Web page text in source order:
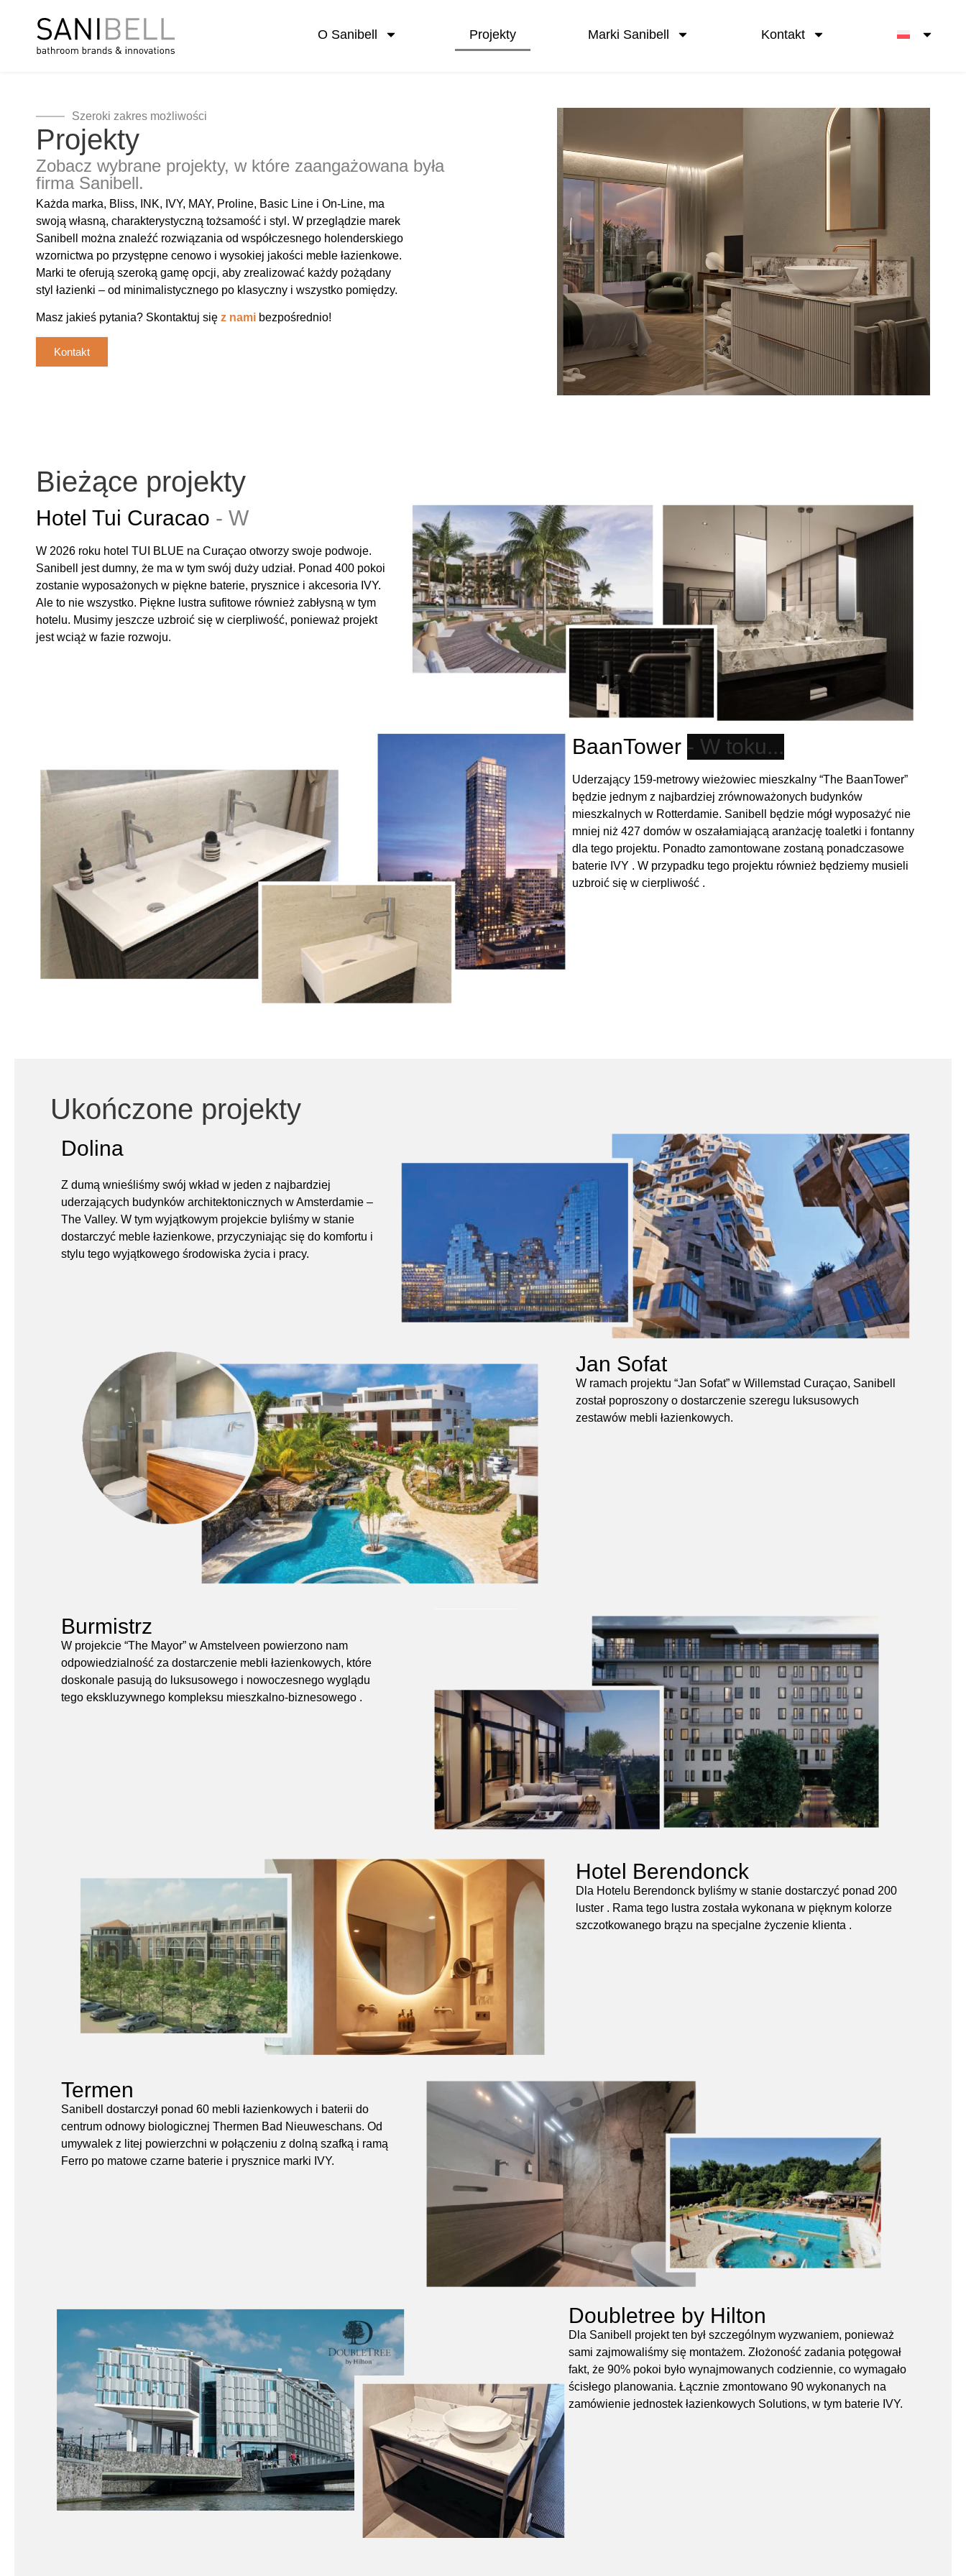
O Sanibell Projekty Marki Sanibell Kontakt
Szeroki zakres możliwości
Projekty
Zobacz wybrane projekty, w które zaangażowana była
firma Sanibell.
Każda marka, Bliss, INK, IVY, MAY, Proline, Basic Line i On-Line, ma
swoją własną, charakterystyczną tożsamość i styl. W przeglądzie marek
Sanibell można znaleźć rozwiązania od współczesnego holenderskiego
wzornictwa po przystępne cenowo i wysokiej jakości meble łazienkowe.
Marki te oferują szeroką gamę opcji, aby zrealizować każdy pożądany
styl łazienki – od minimalistycznego po klasyczny i wszystko pomiędzy.
Masz jakieś pytania? Skontaktuj się z nami bezpośrednio!
Kontakt
Bieżące projekty
Hotel Tui Curacao - W
W 2026 roku hotel TUI BLUE na Curaçao otworzy swoje podwoje.
Sanibell jest dumny, że ma w tym swój duży udział. Ponad 400 pokoi
zostanie wyposażonych w piękne baterie, prysznice i akcesoria IVY.
Ale to nie wszystko. Piękne lustra sufitowe również zabłysną w tym
hotelu. Musimy jeszcze uzbroić się w cierpliwość, ponieważ projekt
jest wciąż w fazie rozwoju.
BaanTower
Uderzający 159-metrowy wieżowiec mieszkalny “The BaanTower”
będzie jednym z najbardziej zrównoważonych budynków
mieszkalnych w Rotterdamie. Sanibell będzie mógł wyposażyć nie
mniej niż 427 domów w oszałamiającą aranżację toaletki i fontanny
dla tego projektu. Ponadto zamontowane zostaną ponadczasowe
baterie IVY . W przypadku tego projektu również będziemy musieli
uzbroić się w cierpliwość .
Ukończone projekty
Dolina
Z dumą wnieśliśmy swój wkład w jeden z najbardziej
uderzających budynków architektonicznych w Amsterdamie –
The Valley. W tym wyjątkowym projekcie byliśmy w stanie
dostarczyć meble łazienkowe, przyczyniając się do komfortu i
stylu tego wyjątkowego środowiska życia i pracy.
Jan Sofat
W ramach projektu “Jan Sofat” w Willemstad Curaçao, Sanibell
został poproszony o dostarczenie szeregu luksusowych
zestawów mebli łazienkowych.
Burmistrz
W projekcie “The Mayor” w Amstelveen powierzono nam
odpowiedzialność za dostarczenie mebli łazienkowych, które
doskonale pasują do luksusowego i nowoczesnego wyglądu
tego ekskluzywnego kompleksu mieszkalno-biznesowego .
Hotel Berendonck
Dla Hotelu Berendonck byliśmy w stanie dostarczyć ponad 200
luster . Rama tego lustra została wykonana w pięknym kolorze
szczotkowanego brązu na specjalne życzenie klienta .
Termen
Sanibell dostarczył ponad 60 mebli łazienkowych i baterii do
centrum odnowy biologicznej Thermen Bad Nieuweschans. Od
umywalek z litej powierzchni w połączeniu z dolną szafką i ramą
Ferro po matowe czarne baterie i prysznice marki IVY.
Doubletree by Hilton
Dla Sanibell projekt ten był szczególnym wyzwaniem, ponieważ
sami zajmowaliśmy się montażem. Złożoność zadania potęgował
fakt, że 90% pokoi było wynajmowanych codziennie, co wymagało
ścisłego planowania. Łącznie zmontowano 90 wykonanych na
zamówienie jednostek łazienkowych Solutions, w tym baterie IVY.